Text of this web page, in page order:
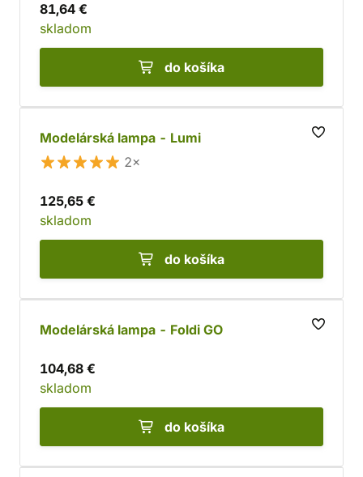
81,64 €
skladom
do košíka
Modelárská lampa - Lumi
2×
125,65 €
skladom
do košíka
Modelárská lampa - Foldi GO
104,68 €
skladom
do košíka